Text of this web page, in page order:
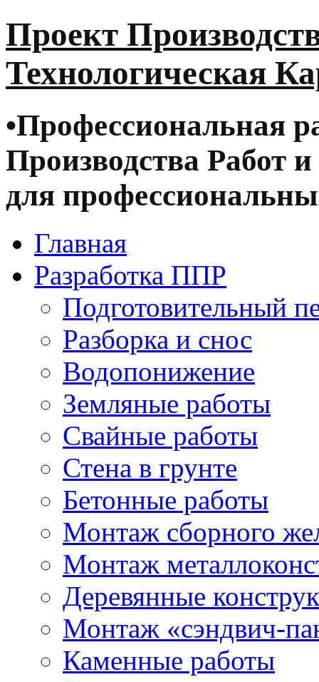
Проект
Технологическая
•Профессиональная
Производства Работ
для
Главная
Разработка ППР
Подготовительный
Разборка и снос
Водопонижение
Земляные работы
Свайные работы
Стена в грунте
Бетонные работы
Монтаж сборного
Монтаж
Деревянные
Монтаж «сэндвич-
Каменные работы